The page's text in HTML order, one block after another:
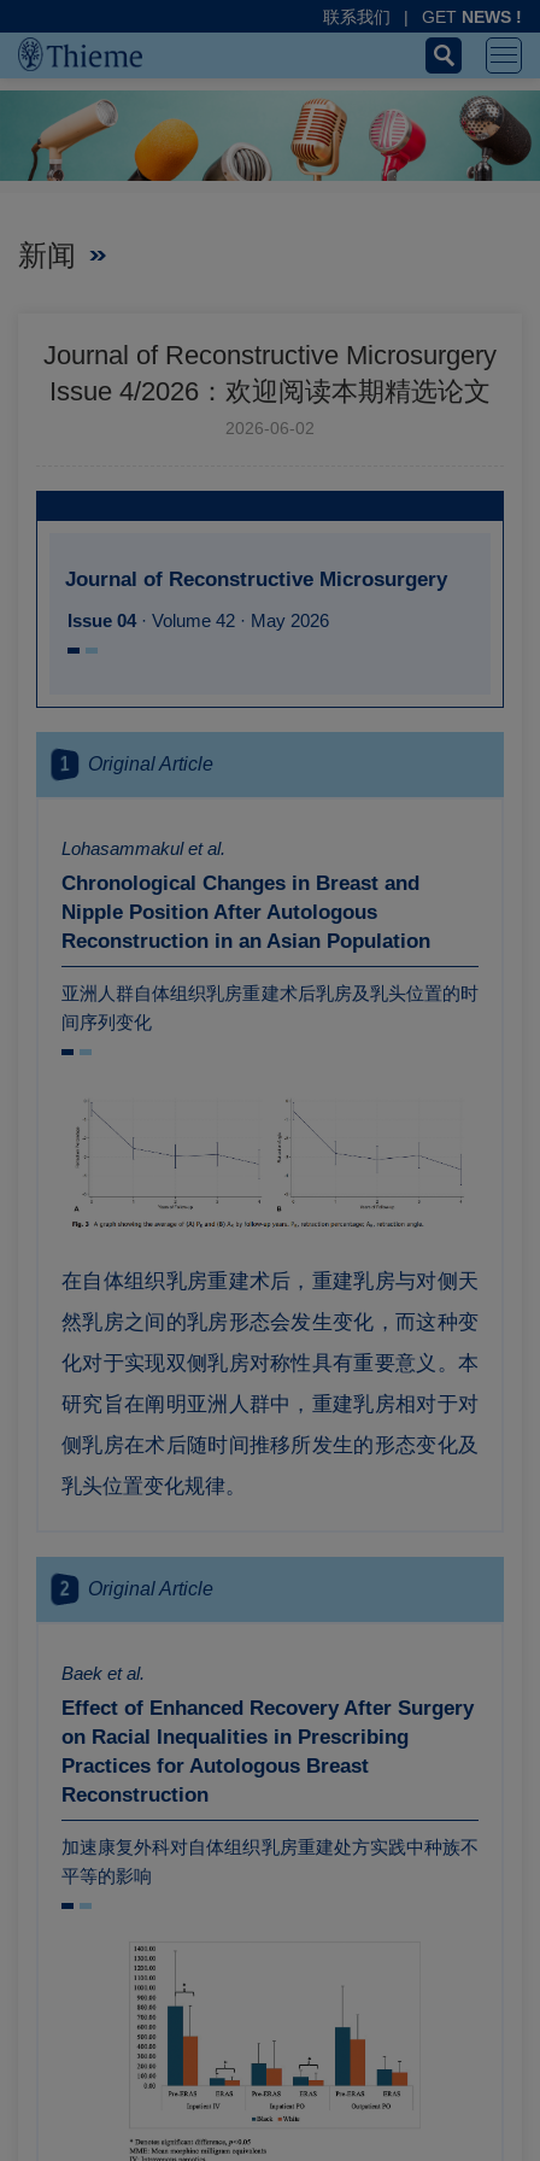
联系我们 | GET NEWS !
新闻
Journal of Reconstructive Microsurgery
Issue 4/2026：欢迎阅读本期精选论文
2026-06-02
Journal of Reconstructive Microsurgery
Issue 04 · Volume 42 · May 2026
1 Original Article
Lohasammakul et al.
Chronological Changes in Breast and
Nipple Position After Autologous
Reconstruction in an Asian Population
亚洲人群自体组织乳房重建术后乳房及乳头位置的时
间序列变化
在自体组织乳房重建术后，重建乳房与对侧天
然乳房之间的乳房形态会发生变化，而这种变
化对于实现双侧乳房对称性具有重要意义。本
研究旨在阐明亚洲人群中，重建乳房相对于对
侧乳房在术后随时间推移所发生的形态变化及
乳头位置变化规律。
2 Original Article
Baek et al.
Effect of Enhanced Recovery After Surgery
on Racial Inequalities in Prescribing
Practices for Autologous Breast
Reconstruction
加速康复外科对自体组织乳房重建处方实践中种族不
平等的影响